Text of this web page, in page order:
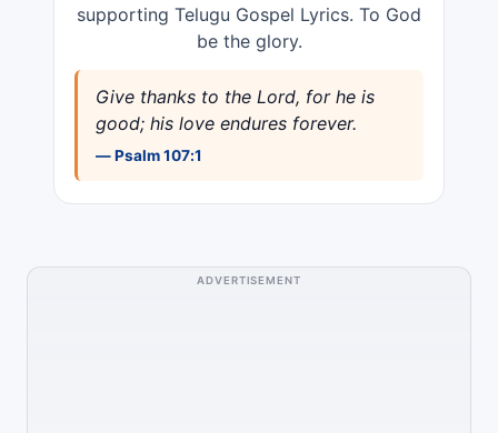
supporting Telugu Gospel Lyrics. To God
be the glory.
Give thanks to the Lord, for he is
good; his love endures forever.
— Psalm 107:1
ADVERTISEMENT